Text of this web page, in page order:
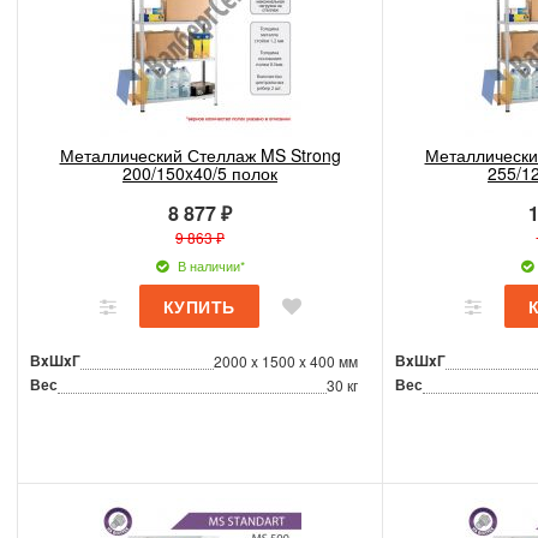
Металлический Стеллаж MS Strong
200/150x40/5 полок
8 877 ₽
9 863 ₽
В наличии*
ВxШxГ 2000 x 1500 x 400 мм
Вес 30 кг
255/
ВxШxГ
Вес